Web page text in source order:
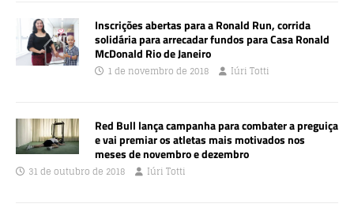
Inscrições abertas para a Ronald Run, corrida
solidária para arrecadar fundos para Casa Ronald
McDonald Rio de Janeiro
1 de novembro de 2018 Iúri Totti
Red Bull lança campanha para combater a preguiça
e vai premiar os atletas mais motivados nos
meses de novembro e dezembro
31 de outubro de 2018 Iúri Totti